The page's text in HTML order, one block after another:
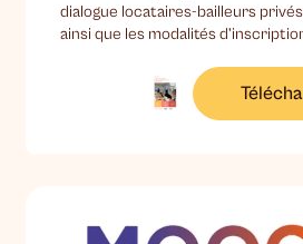
dialogue locataires-bailleurs
ainsi que les modalités